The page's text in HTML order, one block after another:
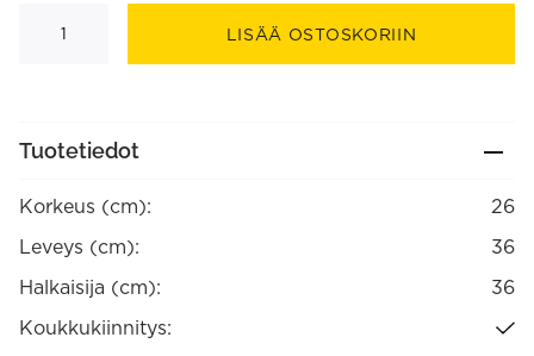
riippuvalaisin
LISÄÄ OSTOSKORIIN
Tuotetiedot
Korkeus (cm):
26
Leveys (cm):
36
Halkaisija (cm):
36
Koukkukiinnitys: